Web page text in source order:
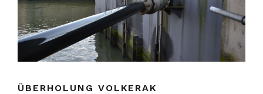
ÜBERHOLUNG VOLKERAK